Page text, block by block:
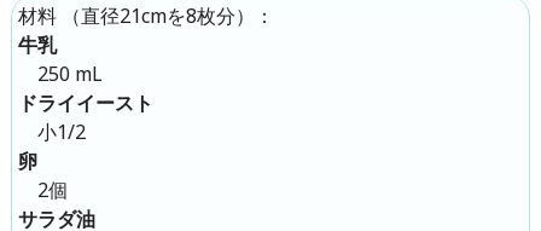
材料 （直径21cmを8枚分）：
牛乳
250 mL
ドライイースト
小1/2
卵
2個
サラダ油